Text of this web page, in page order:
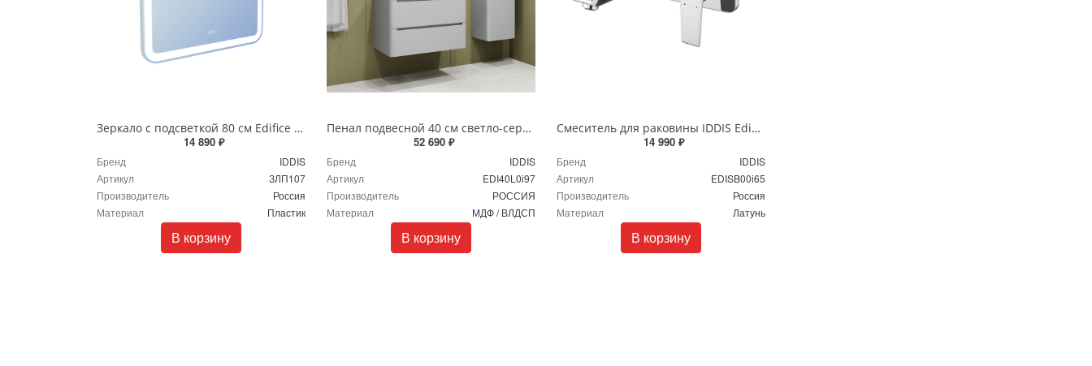
Зеркало с подсветкой 80 см Edifice IDDIS ЗЛП107
14 890 ₽
Бренд
IDDIS
Артикул
ЗЛП107
Производитель
Россия
Материал
Пластик
В корзину
Пенал подвесной 40 см светло-серый Edifice IDDIS EDI40L0i97
52 690 ₽
Бренд
IDDIS
Артикул
EDI40L0i97
Производитель
РОССИЯ
Материал
МДФ / ВЛДСП
В корзину
Смеситель для раковины IDDIS Edifice EDISB00i65 хром
14 990 ₽
Бренд
IDDIS
Артикул
EDISB00i65
Производитель
Россия
Материал
Латунь
В корзину